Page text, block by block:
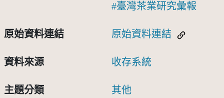
臺灣茶業研究彙報
原始資料連結 原始資料連結
資料來源 收存系統
主題分類 其他